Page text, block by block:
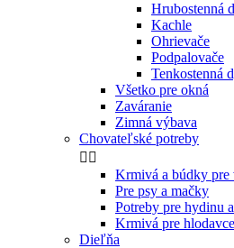
Hrubostenná
Kachle
Ohrievače
Podpalovače
Tenkostenná
Všetko pre okná
Zaváranie
Zimná výbava
Chovateľské potreby
 
Krmivá a búdky pre
Pre psy a mačky
Potreby pre hydinu
Krmivá pre
Dieľňa